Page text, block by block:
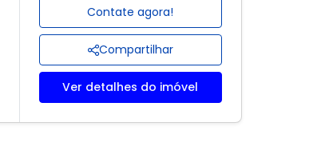
Contate agora!
Compartilhar
Ver detalhes do imóvel